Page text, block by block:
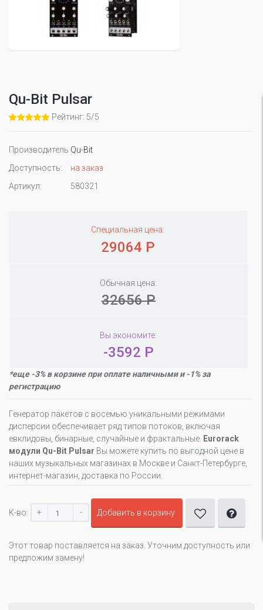
Qu-Bit Pulsar
Рейтинг: 5/5
Производитель Qu-Bit
Доступность:
на заказ
Артикул:
580321
Специальная цена:
29064 Р
Обычная цена:
32656 Р
Вы экономите:
-3592 Р
*еще -3% в корзине при оплате наличными и -1% за
регистрацию
Генератор пакетов с восемью уникальными режимами
дисперсии обеспечивает ряд типов потоков, включая
евклидовы, бинарные, случайные и фрактальные. Eurorack
модули Qu-Bit Pulsar Вы можете купить по выгодной цене в
наших музыкальных магазинах в Москве и Санкт-Петербурге,
интернет-магазин, доставка по России.
К-во: + - Добавить в корзину
Этот товар поставляется на заказ. Уточним доступность или
предложим замену!